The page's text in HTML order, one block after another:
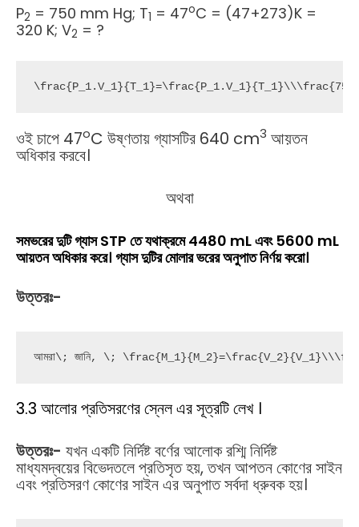
P2 = 750 mm Hg; T1 = 47oC = (47+273)K =
320 K; V2 = ?
ওই চাপে 47oC উষ্ণতায় গ্যাসটির 640 cm3 আয়তন
অধিকার করবে।
অথবা
সমভরের দুটি গ্যাস STP তে যথাক্রমে 4480 mL এবং 5600 mL
আয়তন অধিকার করে। গ্যাস দুটির মোলার ভরের অনুপাত নির্ণয় করো।
উত্তরঃ-
আমরা\; জানি, \;
3.3 আলোর প্রতিসরণের স্নেল এর সূত্রটি লেখ ।
উত্তরঃ- যখন একটি নির্দিষ্ট বর্ণের আলোক রশ্মি নির্দিষ্ট
মাধ্যমদ্বয়ের বিভেদতলে প্রতিসৃত হয়, তখন আপতন কোণের সাইন
এবং প্রতিসরণ কোণের সাইন এর অনুপাত সর্বদা ধ্রুবক হয়।